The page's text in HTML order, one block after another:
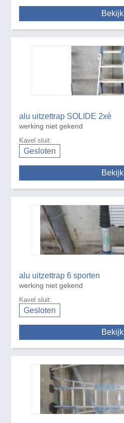
Bekijk
alu uitzettrap SOLIDE 2xè
werking niet gekend
Kavel sluit:
Gesloten
Bekijk
alu uitzettrap 6 sporten
werking niet gekend
Kavel sluit:
Gesloten
Bekijk